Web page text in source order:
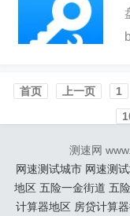
首页️ 上一页 1
测速网
网速测试城市 网速测
地区 五险一金街道 五
计算器地区 房贷计算